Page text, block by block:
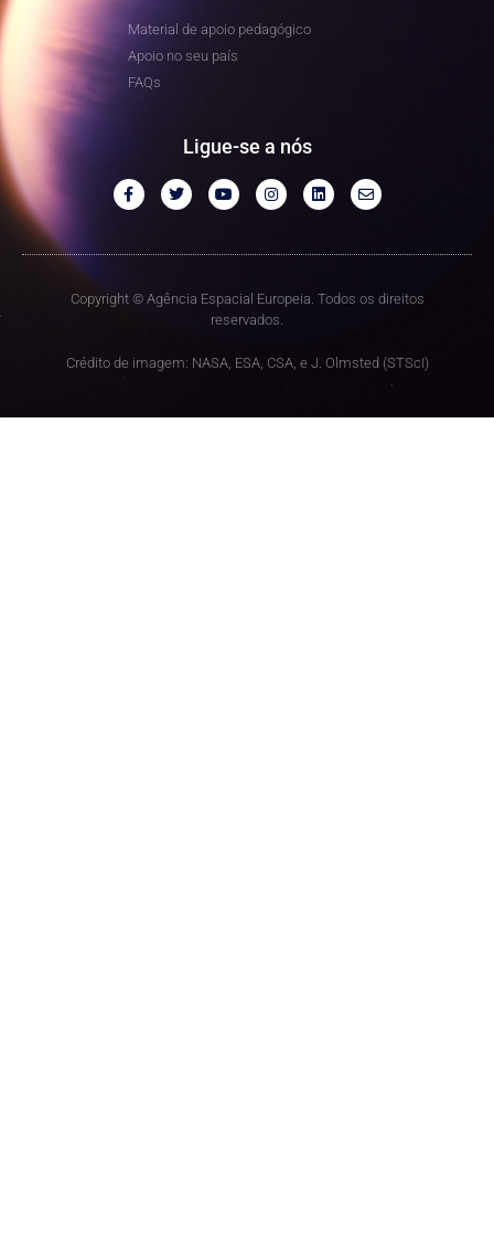
Material de apoio pedagógico
Apoio no seu país
FAQs
Ligue-se a nós
Copyright © Agência Espacial Europeia. Todos os direitos
reservados.
Crédito de imagem: NASA, ESA, CSA, e J. Olmsted (STScI)